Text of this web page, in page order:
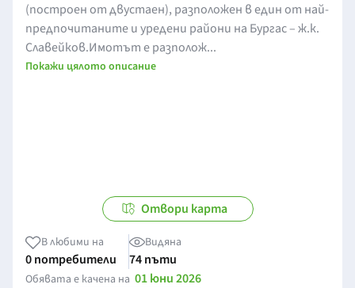
(построен от двустаен), разположен в един от най-
предпочитаните и уредени райони на Бургас – ж.к.
Славейков.Имотът е разполож...
Покажи цялото описание
Отвори карта
В любими на
0 потребители
Видяна
74 пъти
Обявата е качена на 01 юни 2026